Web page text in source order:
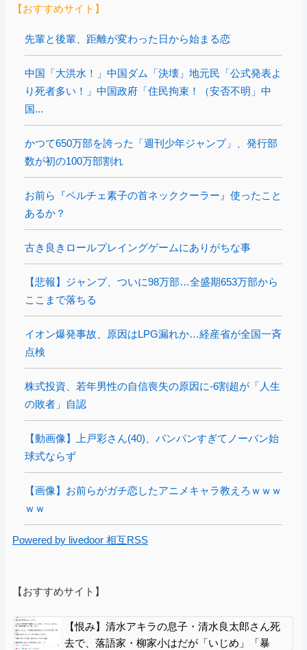
【おすすめサイト】
先輩と後輩、距離が変わった日から始まる恋
中国「大洪水！」中国ダム「決壊」地元民「公式発表よ
り死者多い！」中国政府「住民拘束！（安否不明」中
国...
かつて650万部を誇った「週刊少年ジャンプ」、発行部
数が初の100万部割れ
お前ら『ペルチェ素子の首ネッククーラー』使ったこと
あるか？
古き良きロールプレイングゲームにありがちな事
【悲報】ジャンプ、ついに98万部…全盛期653万部から
ここまで落ちる
イオン爆発事故、原因はLPG漏れか…経産省が全国一斉
点検
株式投資、若年男性の自信喪失の原因に-6割超が「人生
の敗者」自認
【動画像】上戸彩さん(40)、パンパンすぎてノーバン始
球式ならず
【画像】お前らがガチ恋したアニメキャラ教えろｗｗｗ
ｗｗ
Powered by livedoor 相互RSS
【おすすめサイト】
【恨み】清水アキラの息子・清水良太郎さん死
去で、落語家・柳家小はだが「いじめ」「暴